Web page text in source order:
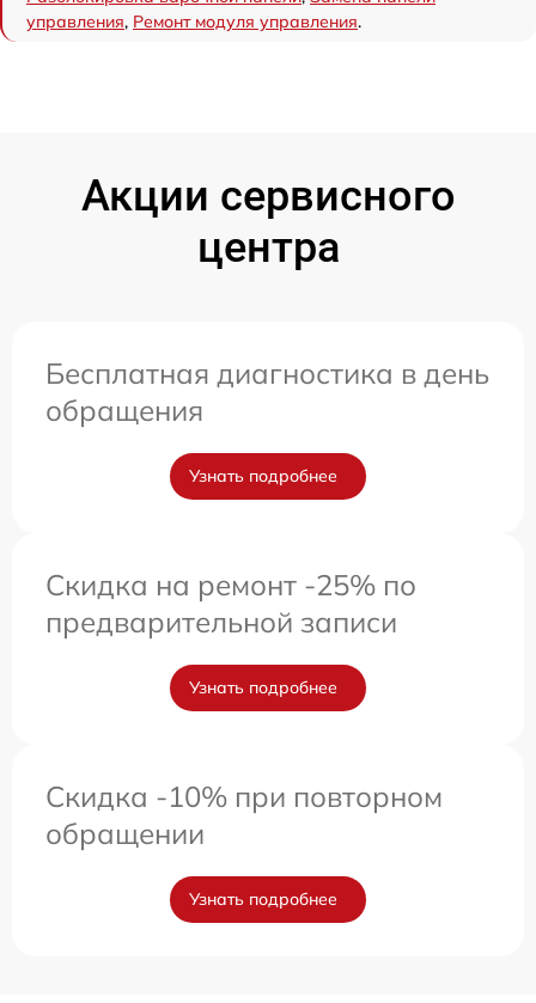
управления, Ремонт модуля управления.
Акции сервисного
центра
Бесплатная диагностика в день
обращения
Узнать подробнее
Скидка на ремонт -25% по
предварительной записи
Узнать подробнее
Скидка -10% при повторном
обращении
Узнать подробнее